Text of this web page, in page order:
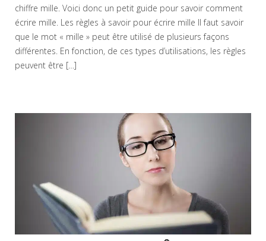
chiffre mille. Voici donc un petit guide pour savoir comment
écrire mille. Les règles à savoir pour écrire mille Il faut savoir
que le mot « mille » peut être utilisé de plusieurs façons
différentes. En fonction, de ces types d’utilisations, les règles
peuvent être […]